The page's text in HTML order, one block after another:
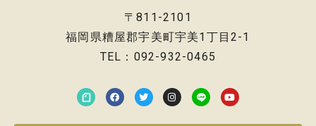
〒811-2101
福岡県糟屋郡宇美町宇美1丁目2-1
TEL：092-932-0465